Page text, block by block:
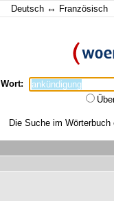
Deutsch ↔ Französisch
Wort:
Die Suche im